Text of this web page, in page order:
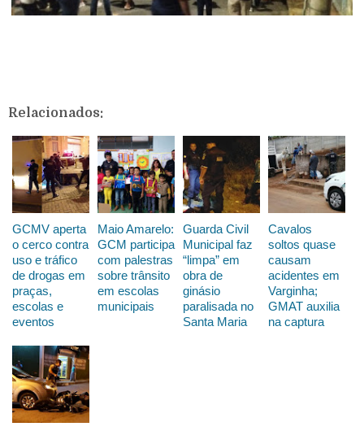
Relacionados:
GCMV aperta
o cerco contra
uso e tráfico
de drogas em
praças,
escolas e
eventos
Maio Amarelo:
GCM participa
com palestras
sobre trânsito
em escolas
municipais
Guarda Civil
Municipal faz
“limpa” em
obra de
ginásio
paralisada no
Santa Maria
Cavalos
soltos quase
causam
acidentes em
Varginha;
GMAT auxilia
na captura